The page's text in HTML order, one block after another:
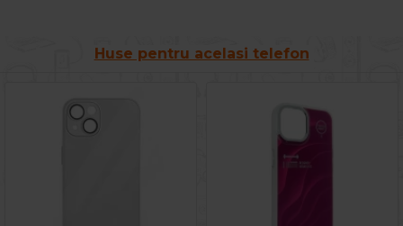
Huse pentru acelasi telefon